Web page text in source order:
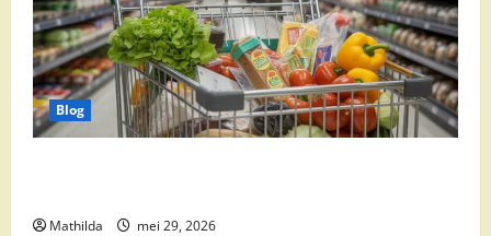
Blog
Mathilda mei 29, 2026